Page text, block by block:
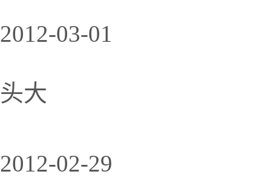
2012-03-01
头大
2012-02-29